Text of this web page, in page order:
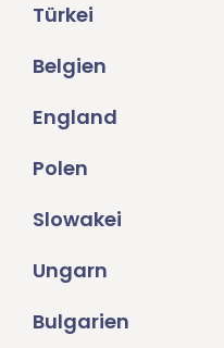
Türkei
Belgien
England
Polen
Slowakei
Ungarn
Bulgarien